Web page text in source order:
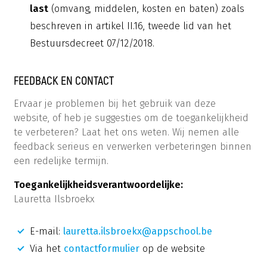
last(omvang, middelen, kosten en baten) zoals
beschreven in artikel II.16, tweede lid van het
Bestuursdecreet 07/12/2018.
FEEDBACK EN CONTACT
Ervaar je problemen bij het gebruik van deze
website, of heb je suggesties om de toegankelijkheid
te verbeteren? Laat het ons weten. Wij nemen alle
feedback serieus en verwerken verbeteringen binnen
een redelijke termijn.
Toegankelijkheidsverantwoordelijke:
Lauretta Ilsbroekx
E-mail: lauretta.ilsbroekx@appschool.be
Via het contactformulierop de website